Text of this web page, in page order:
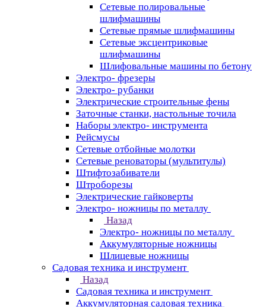
Сетевые полировальные
шлифмашины
Сетевые прямые шлифмашины
Сетевые эксцентриковые
шлифмашины
Шлифовальные машины по бетону
Электро- фрезеры
Электро- рубанки
Электрические строительные фены
Заточные станки, настольные точила
Наборы электро- инструмента
Рейсмусы
Сетевые отбойные молотки
Сетевые реноваторы (мультитулы)
Штифтозабиватели
Штроборезы
Электрические гайковерты
Электро- ножницы по металлу
Назад
Электро- ножницы по металлу
Аккумуляторные ножницы
Шлицевые ножницы
Cадовая техника и инструмент
Назад
Cадовая техника и инструмент
Аккумуляторная садовая техника